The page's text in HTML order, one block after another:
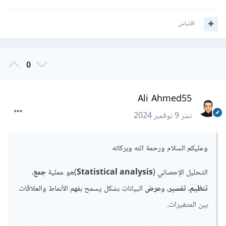
اقتباس
0
Ali Ahmed55
نشر9 نوفمبر 2024
وعليكم السلام ورحمة الله وبركاته
التحليل الإحصائي ( Statistical analysis)هو عمليةجمع،
تنظيم،تفسير، وعرض البيانات بشكل يسمح بفهم الأنماط والعلاقات
بين المتغيرات.